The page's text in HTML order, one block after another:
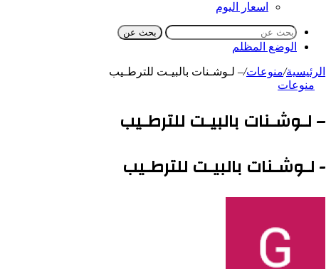
اسعار اليوم
بحث عن
الوضع المظلم
الرئيسية/منوعات/– لـوشـنات بالبيـت للترطـيب
منوعات
– لـوشـنات بالبيـت للترطـيب
- لـوشـنات بالبيـت للترطـيب